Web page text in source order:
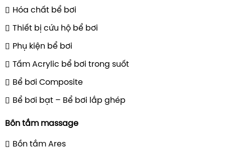
Hóa chất bể bơi
Thiết bị cứu hộ bể bơi
Phụ kiện bể bơi
Tấm Acrylic bể bơi trong suốt
Bể bơi Composite
Bể bơi bạt – Bể bơi lắp ghép
Bồn tắm massage
Bồn tắm Ares